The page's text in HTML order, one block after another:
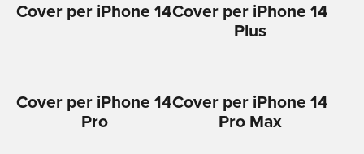
Cover per iPhone 14Cover per iPhone 14
Plus
Cover per iPhone 14
Pro
Cover per iPhone 14
Pro Max